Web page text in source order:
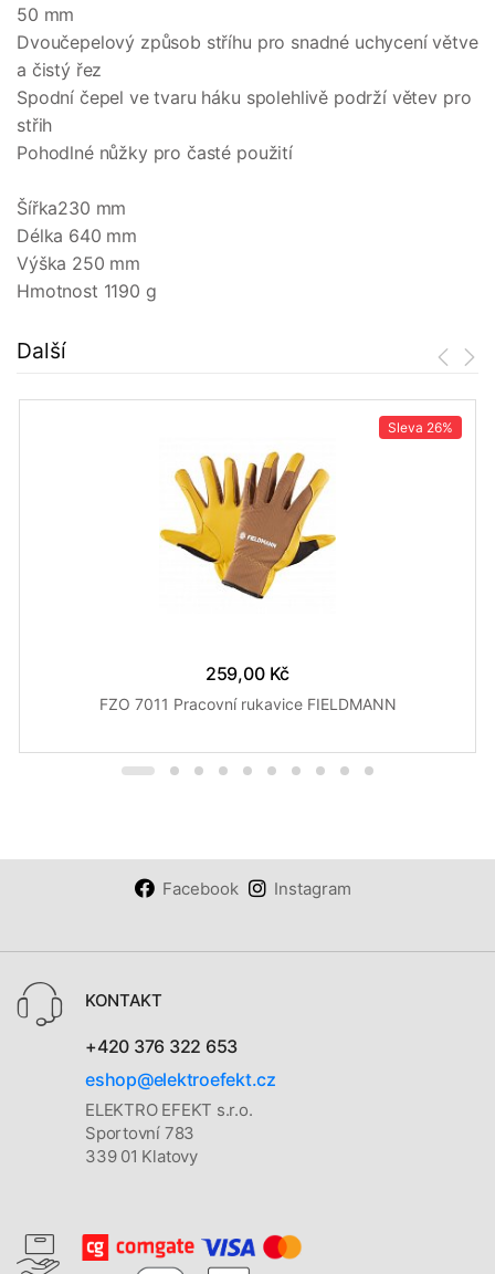
50 mm
Dvoučepelový způsob stříhu pro snadné uchycení větve
a čistý řez
Spodní čepel ve tvaru háku spolehlivě podrží větev pro
střih
Pohodlné nůžky pro časté použití
Šířka230 mm
Délka 640 mm
Výška 250 mm
Hmotnost 1190 g
Další
Sleva 26%
259,00 Kč
FZO 7011 Pracovní rukavice FIELDMANN
Facebook Instagram
KONTAKT
+420 376 322 653
eshop@elektroefekt.cz
ELEKTRO EFEKT s.r.o.
Sportovní 783
339 01 Klatovy